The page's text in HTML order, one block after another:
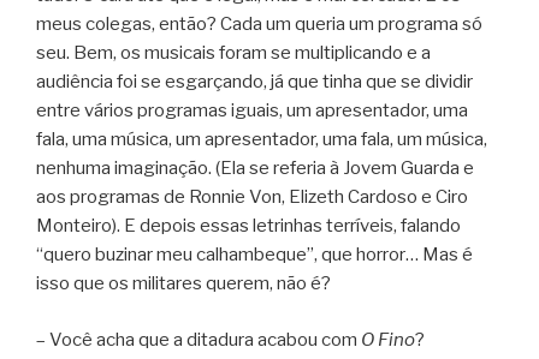
meus colegas, então? Cada um queria um programa só
seu. Bem, os musicais foram se multiplicando e a
audiência foi se esgarçando, já que tinha que se dividir
entre vários programas iguais, um apresentador, uma
fala, uma música, um apresentador, uma fala, um música,
nenhuma imaginação. (Ela se referia à Jovem Guarda e
aos programas de Ronnie Von, Elizeth Cardoso e Ciro
Monteiro). E depois essas letrinhas terríveis, falando
“quero buzinar meu calhambeque”, que horror… Mas é
isso que os militares querem, não é?
– Você acha que a ditadura acabou com O Fino?